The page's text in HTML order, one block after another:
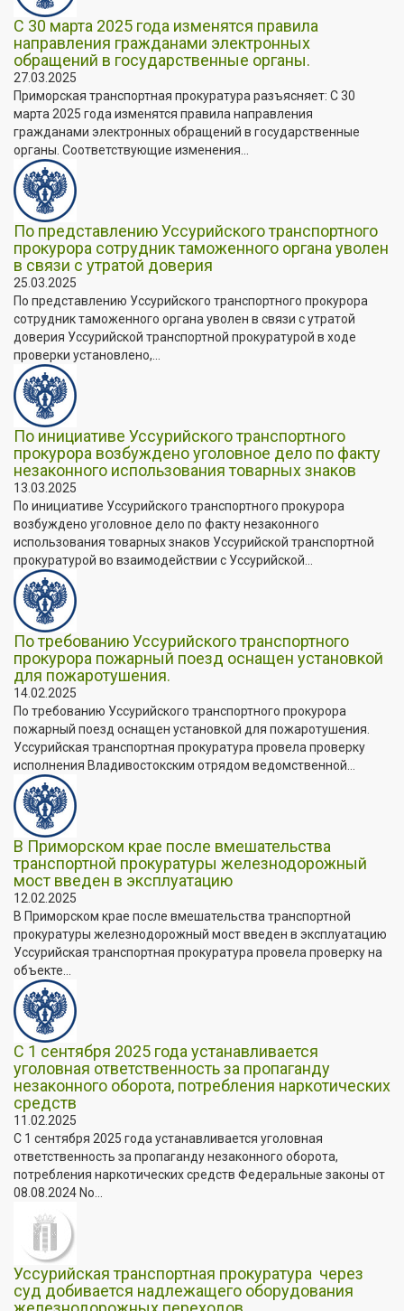
С 30 марта 2025 года изменятся правила
направления гражданами электронных
обращений в государственные органы.
27.03.2025
Приморская транспортная прокуратура разъясняет: С 30
марта 2025 года изменятся правила направления
гражданами электронных обращений в государственные
органы. Соответствующие изменения...
По представлению Уссурийского транспортного
прокурора сотрудник таможенного органа уволен
в связи с утратой доверия
25.03.2025
По представлению Уссурийского транспортного прокурора
сотрудник таможенного органа уволен в связи с утратой
доверия Уссурийской транспортной прокуратурой в ходе
проверки установлено,...
По инициативе Уссурийского транспортного
прокурора возбуждено уголовное дело по факту
незаконного использования товарных знаков
13.03.2025
По инициативе Уссурийского транспортного прокурора
возбуждено уголовное дело по факту незаконного
использования товарных знаков Уссурийской транспортной
прокуратурой во взаимодействии с Уссурийской...
По требованию Уссурийского транспортного
прокурора пожарный поезд оснащен установкой
для пожаротушения.
14.02.2025
По требованию Уссурийского транспортного прокурора
пожарный поезд оснащен установкой для пожаротушения.
Уссурийская транспортная прокуратура провела проверку
исполнения Владивостокским отрядом ведомственной...
В Приморском крае после вмешательства
транспортной прокуратуры железнодорожный
мост введен в эксплуатацию
12.02.2025
В Приморском крае после вмешательства транспортной
прокуратуры железнодорожный мост введен в эксплуатацию
Уссурийская транспортная прокуратура провела проверку на
объекте...
С 1 сентября 2025 года устанавливается
уголовная ответственность за пропаганду
незаконного оборота, потребления наркотических
средств
11.02.2025
С 1 сентября 2025 года устанавливается уголовная
ответственность за пропаганду незаконного оборота,
потребления наркотических средств Федеральные законы от
08.08.2024 No...
️Уссурийская транспортная прокуратура через
суд добивается надлежащего оборудования